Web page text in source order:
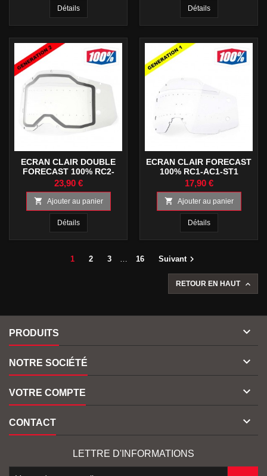
Détails Détails
ECRAN CLAIR DOUBLE
FORECAST 100% RC2-
AC2-ST2
23,90 €
 Ajouter au panier
Détails
ECRAN CLAIR FORECAST
100% RC1-AC1-ST1
17,90 €
 Ajouter au panier
Détails
1 2 3 16 Suivant
RETOUR EN HAUT 
PRODUITS 
NOTRE SOCIÉTÉ 
VOTRE COMPTE 
CONTACT 
LETTRE D'INFORMATIONS